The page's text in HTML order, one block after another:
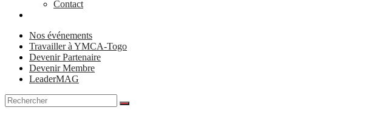
Contact
Nos événements
Travailler à YMCA-Togo
Devenir Partenaire
Devenir Membre
LeaderMAG